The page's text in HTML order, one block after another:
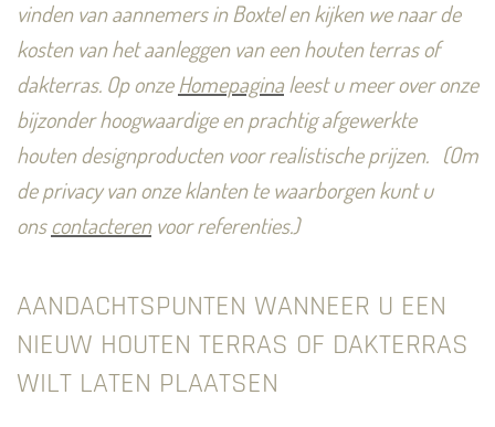
vinden van aannemers in Boxtel en kijken we naar de
kosten van het aanleggen van een houten terras of
dakterras. Op onzeHomepaginaleest u meer over onze
bijzonder hoogwaardige en prachtig afgewerkte
houten designproducten voor realistische prijzen. (Om
de privacy van onze klanten te waarborgen kunt u
onscontacterenvoor referenties.)
AANDACHTSPUNTEN WANNEER U EEN
NIEUW HOUTEN TERRAS OF DAKTERRAS
WILT LATEN PLAATSEN